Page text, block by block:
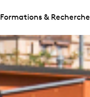
Formations & Recherche